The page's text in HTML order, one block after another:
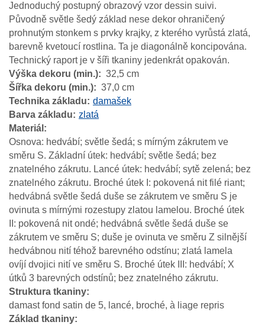
Jednoduchý postupný obrazový vzor dessin suivi.
Původně světle šedý základ nese dekor ohraničený
prohnutým stonkem s prvky krajky, z kterého vyrůstá zlatá,
barevně kvetoucí rostlina. Ta je diagonálně koncipována.
Technický raport je v šíři tkaniny jedenkrát opakován.
Výška dekoru (min.)
32,5 cm
Šířka dekoru (min.)
37,0 cm
Technika základu
damašek
Barva základu
zlatá
Materiál
Osnova: hedvábí; světle šedá; s mírným zákrutem ve
směru S. Základní útek: hedvábí; světle šedá; bez
znatelného zákrutu. Lancé útek: hedvábí; sytě zelená; bez
znatelného zákrutu. Broché útek I: pokovená nit filé riant;
hedvábná světle šedá duše se zákrutem ve směru S je
ovinuta s mírnými rozestupy zlatou lamelou. Broché útek
II: pokovená nit ondé; hedvábná světle šedá duše se
zákrutem ve směru S; duše je ovinuta ve směru Z silnější
hedvábnou nití téhož barevného odstínu; zlatá lamela
ovíjí dvojici nití ve směru S. Broché útek III: hedvábí; X
útků 3 barevných odstínů; bez znatelného zákrutu.
Struktura tkaniny
damast fond satin de 5, lancé, broché, à liage repris
Základ tkaniny